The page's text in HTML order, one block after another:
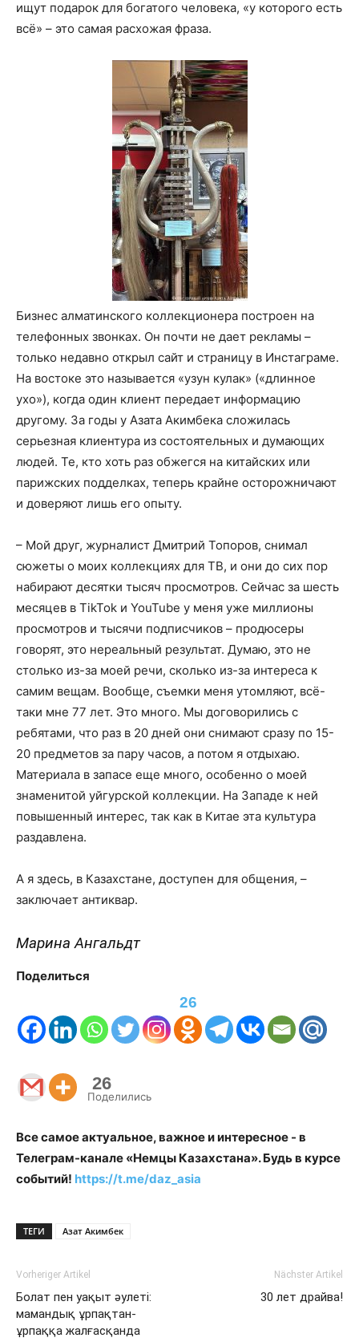
ищут подарок для богатого человека, «у которого есть
всё» – это самая расхожая фраза.
Бизнес алматинского коллекционера построен на
телефонных звонках. Он почти не дает рекламы –
только недавно открыл сайт и страницу в Инстаграме.
На востоке это называется «узун кулак» («длинное
ухо»), когда один клиент передает информацию
другому. За годы у Азата Акимбека сложилась
серьезная клиентура из состоятельных и думающих
людей. Те, кто хоть раз обжегся на китайских или
парижских подделках, теперь крайне осторожничают
и доверяют лишь его опыту.
– Мой друг, журналист Дмитрий Топоров, снимал
сюжеты о моих коллекциях для ТВ, и они до сих пор
набирают десятки тысяч просмотров. Сейчас за шесть
месяцев в TikTok и YouTube у меня уже миллионы
просмотров и тысячи подписчиков – продюсеры
говорят, это нереальный результат. Думаю, это не
столько из-за моей речи, сколько из-за интереса к
самим вещам. Вообще, съемки меня утомляют, всё-
таки мне 77 лет. Это много. Мы договорились с
ребятами, что раз в 20 дней они снимают сразу по 15-
20 предметов за пару часов, а потом я отдыхаю.
Материала в запасе еще много, особенно о моей
знаменитой уйгурской коллекции. На Западе к ней
повышенный интерес, так как в Китае эта культура
раздавлена.
А я здесь, в Казахстане, доступен для общения, –
заключает антиквар.
Марина Ангальдт
Поделиться
26
26
Поделились
Все самое актуальное, важное и интересное - в
Телеграм-канале «Немцы Казахстана». Будь в курсе
событий! https://t.me/daz_asia
ТЕГИ Азат Акимбек
Vorheriger Artikel
Болат пен уақыт әулеті:
мамандық ұрпақтан-
ұрпаққа жалғасқанда
Nächster Artikel
30 лет драйва!